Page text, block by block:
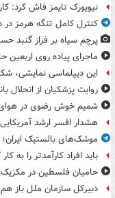
نیویورک تایمز فاش کرد:
کنترل کامل تنگه هرمز در
پرچم سیاه بر فراز گنبد
ماجرای پیاده روی اربعین
این دیپلماسی نمایشی،
روایت پزشکیان از انحلال
شمیم خوش رضوی در هوای
هشدار افسر ارشد
موشک‌های بالستیک ایران؛
باید افراد کارآمدتر را به
حامیان فلسطین در مکزیک
دبیرکل سازمان ملل باز